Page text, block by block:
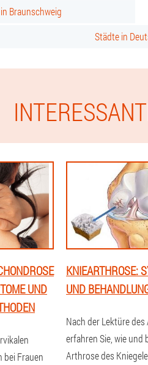
Braunschweig
Städte in
UND
Frauen
KNIEARTHROSE:
UND
Nach der Lektüre des
erfahren Sie, wie und
Arthrose des